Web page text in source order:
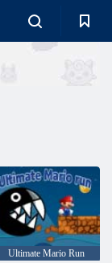
Ultimate Mario Run